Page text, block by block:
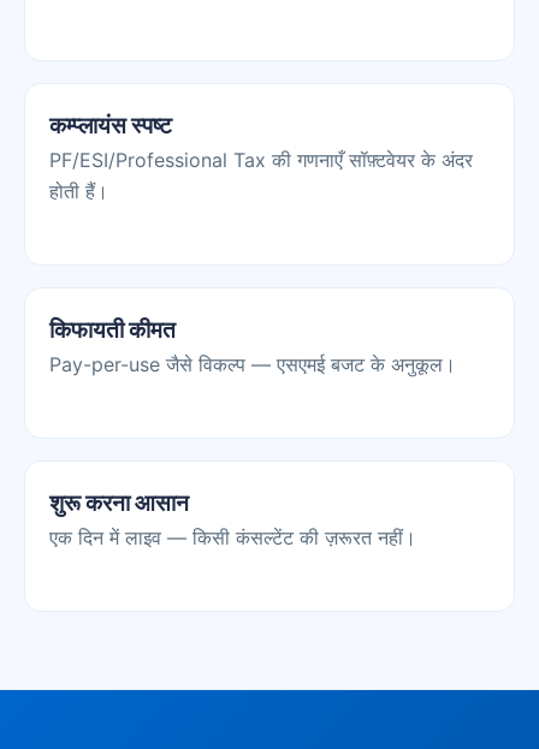
कम्प्लायंस स्पष्ट
PF/ESI/Professional Tax की गणनाएँ सॉफ़्टवेयर के अंदर
होती हैं।
किफायती कीमत
Pay-per-use जैसे विकल्प — एसएमई बजट के अनुकूल।
शुरू करना आसान
एक दिन में लाइव — किसी कंसल्टेंट की ज़रूरत नहीं।